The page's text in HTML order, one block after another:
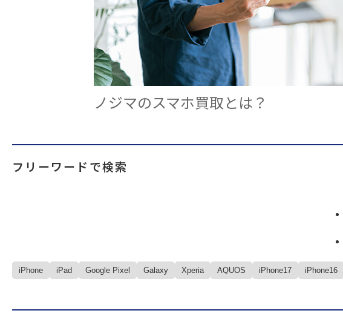
ノジマのスマホ買取とは？
フリーワードで検索
iPhone iPad Google Pixel Galaxy Xperia AQUOS iPhone17 iPhone16